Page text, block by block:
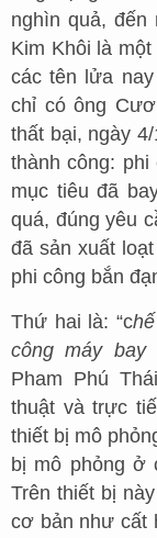
nghìn quả, đến
Kim Khôi là
các tên lửa
chỉ có ông
thất bại, ngày
thành công:
mục tiêu đã
quá, đúng yêu
đã sản xuất
phi công bắn
Thứ hai là: “c
công máy bay
Pham Phú
thuật và trực
thiết bị mô
bị mô phỏng ở
Trên thiết bị
cơ bản như cất